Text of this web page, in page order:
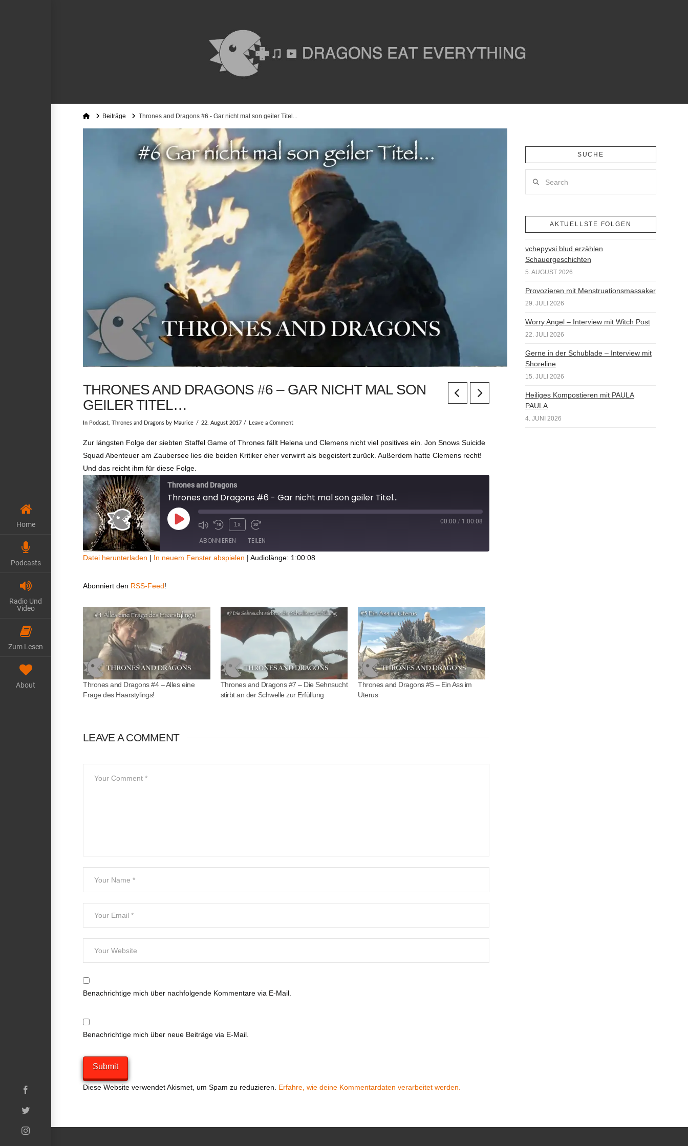
Home
Podcasts
Radio Und
Video
Zum Lesen
About
HomeBeiträge Thrones and Dragons #6 - Gar nicht mal son geiler Titel...
THRONES AND DRAGONS #6 – GAR NICHT MAL SON
GEILER TITEL…
In Podcast Thrones and Dragons by Maurice 22. August 2017 Leave a Comment
Zur längsten Folge der siebten Staffel Game of Thrones fällt Helena und Clemens nicht viel positives ein. Jon Snows Suicide
Squad Abenteuer am Zaubersee lies die beiden Kritiker eher verwirrt als begeistert zurück. Außerdem hatte Clemens recht!
Und das reicht ihm für diese Folge.
Thrones and Dragons
Thrones and Dragons #6 - Gar nicht mal son geiler Titel...
Play
Episode
1x 00:00 / 1:00:08
ABONNIEREN TEILEN
RSS FEED
EMBED
Datei herunterladen | In neuem Fenster abspielen |Audiolänge: 1:00:08
Abonniert den RSS-Feed!
Thrones and Dragons #4 – Alles eine
Frage des Haarstylings!
Thrones and Dragons #7 – Die Sehnsucht
stirbt an der Schwelle zur Erfüllung
Thrones and Dragons #5 – Ein Ass im
Uterus
LEAVE A COMMENT
Benachrichtige mich über nachfolgende Kommentare via E-Mail.
Benachrichtige mich über neue Beiträge via E-Mail.
Diese Website verwendet Akismet, um Spam zu reduzieren. Erfahre, wie deine Kommentardaten verarbeitet werden.
SUCHE
AKTUELLSTE FOLGEN
vchepyvsi blud erzählen
Schauergeschichten
5. AUGUST 2026
Provozieren mit Menstruationsmassaker
29. JULI 2026
Worry Angel – Interview mit Witch Post
22. JULI 2026
Gerne in der Schublade – Interview mit
Shoreline
15. JULI 2026
Heiliges Kompostieren mit PAULA
PAULA
4. JUNI 2026